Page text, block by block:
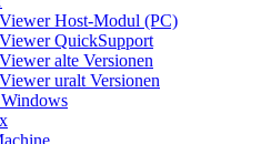
Host-Modul (PC)
QuickSupport
alte Versionen
uralt Versionen